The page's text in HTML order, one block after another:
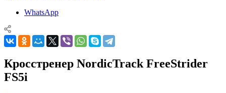
WhatsApp
Кросстренер NordicTrack FreeStrider
FS5i